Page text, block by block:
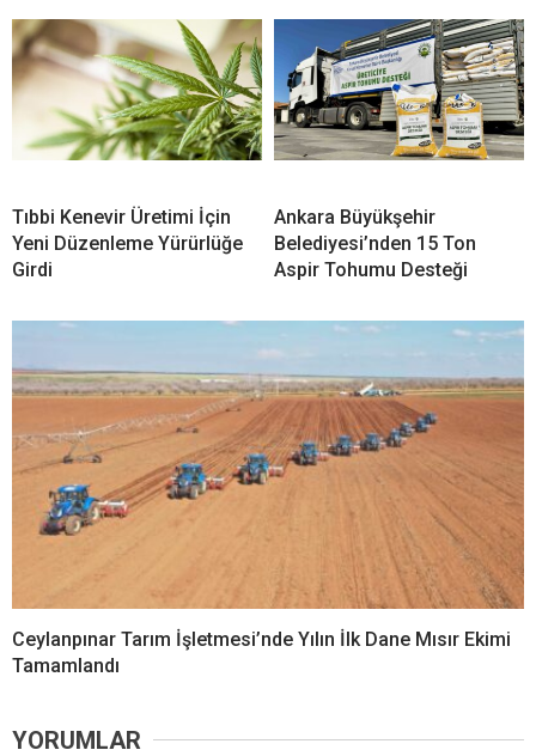
Tıbbi Kenevir Üretimi İçin
Yeni Düzenleme Yürürlüğe
Girdi
Ankara Büyükşehir
Belediyesi’nden 15 Ton
Aspir Tohumu Desteği
Ceylanpınar Tarım İşletmesi’nde Yılın İlk Dane Mısır Ekimi
Tamamlandı
YORUMLAR